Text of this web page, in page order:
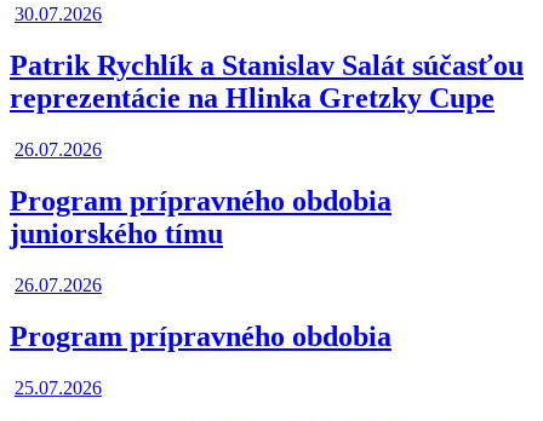
30.07.2026
Patrik Rychlík a Stanislav Salát súčasťou
reprezentácie na Hlinka Gretzky Cupe
26.07.2026
Program prípravného obdobia
juniorského tímu
26.07.2026
Program prípravného obdobia
25.07.2026